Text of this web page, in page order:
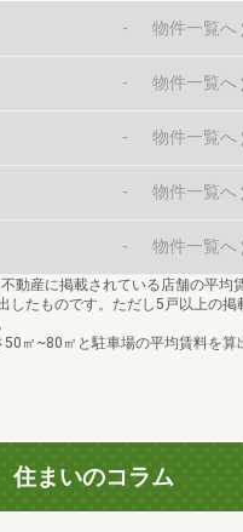
- 物件一覧へ
- 物件一覧へ
- 物件一覧へ
- 物件一覧へ
- 物件一覧へ
動産に掲載されている店舗の平均
したものです。ただし5戸以上の掲
㎡~80㎡と駐車場の平均賃料を算
住まいのコラム